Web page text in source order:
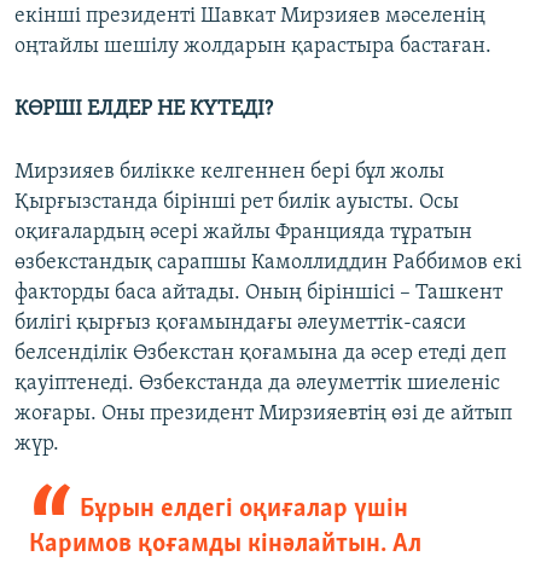
екінші президенті Шавкат Мирзияев мәселенің
оңтайлы шешілу жолдарын қарастыра бастаған.
КӨРШІ ЕЛДЕР НЕ КҮТЕДІ?
Мирзияев билікке келгеннен бері бұл жолы
Қырғызстанда бірінші рет билік ауысты. Осы
оқиғалардың әсері жайлы Францияда тұратын
өзбекстандық сарапшы Камоллиддин Раббимов екі
факторды баса айтады. Оның біріншісі – Ташкент
билігі қырғыз қоғамындағы әлеуметтік-саяси
белсенділік Өзбекстан қоғамына да әсер етеді деп
қауіптенеді. Өзбекстанда да әлеуметтік шиеленіс
жоғары. Оны президент Мирзияевтің өзі де айтып
жүр.
Бұрын елдегі оқиғалар үшін
Каримов қоғамды кінәлайтын. Ал